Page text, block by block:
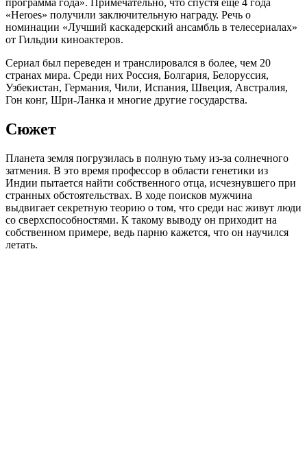
«Heroes» получили заключительную награду. Речь о
номинации «Лучший каскадерский ансамбль в телесериалах»
от Гильдии киноактеров.
Сериал был переведен и транслировался в более, чем 20
странах мира. Среди них Россия, Болгария, Белоруссия,
Узбекистан, Германия, Чили, Испания, Швеция, Австралия,
Гон конг, Шри-Ланка и многие другие государства.
Сюжет
Планета земля погрузилась в полную тьму из-за солнечного
затмения. В это время профессор в области генетики из
Индии пытается найти собственного отца, исчезнувшего при
странных обстоятельствах. В ходе поисков мужчина
выдвигает секретную теорию о том, что среди нас живут люди
со сверхспособностями. К такому выводу он приходит на
собственном примере, ведь парню кажется, что он научился
летать.